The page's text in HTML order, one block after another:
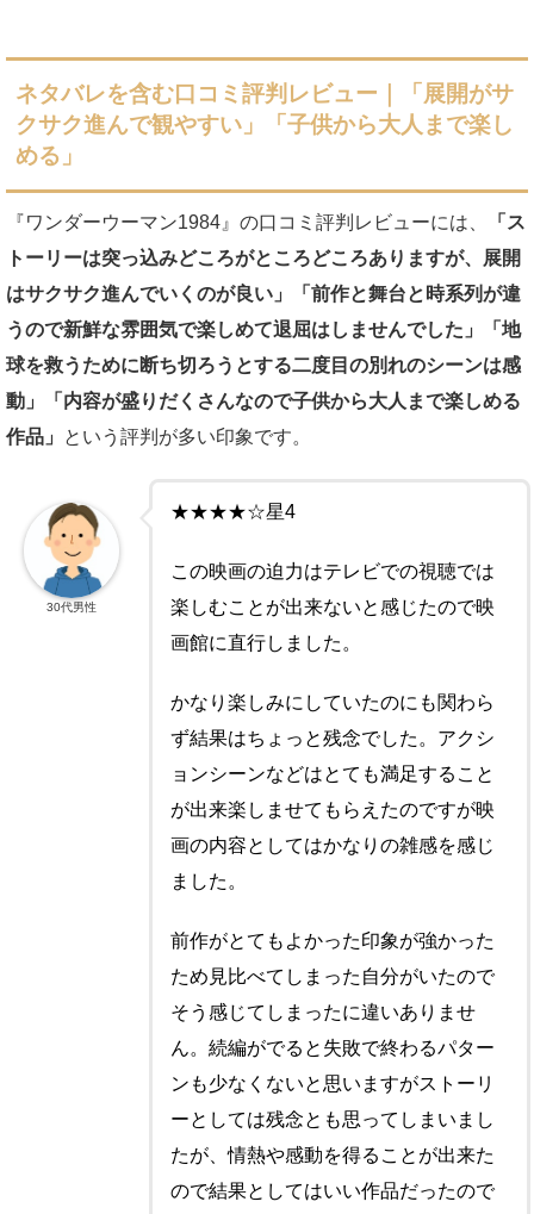
ネタバレを含む口コミ評判レビュー｜「展開がサ
クサク進んで観やすい」「子供から大人まで楽し
める」
『ワンダーウーマン1984』の口コミ評判レビューには、
「ス
トーリーは突っ込みどころがところどころありますが、展開
はサクサク進んでいくのが良い」「前作と舞台と時系列が違
うので新鮮な雰囲気で楽しめて退屈はしませんでした」「地
球を救うために断ち切ろうとする二度目の別れのシーンは感
動」「内容が盛りだくさんなので子供から大人まで楽しめる
作品」
という評判が多い印象です。
★★★★☆星4
この映画の迫力はテレビでの視聴では
楽しむことが出来ないと感じたので映
画館に直行しました。
かなり楽しみにしていたのにも関わら
ず結果はちょっと残念でした。アクシ
ョンシーンなどはとても満足すること
が出来楽しませてもらえたのですが映
画の内容としてはかなりの雑感を感じ
ました。
前作がとてもよかった印象が強かった
ため見比べてしまった自分がいたので
そう感じてしまったに違いありませ
ん。続編がでると失敗で終わるパター
ンも少なくないと思いますがストーリ
ーとしては残念とも思ってしまいまし
たが、情熱や感動を得ることが出来た
ので結果としてはいい作品だったので
30代男性